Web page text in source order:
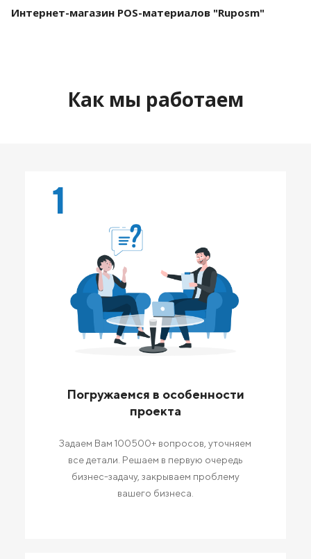
Интернет-магазин POS-материалов "Ruposm"
Как мы работаем
1
Погружаемся в особенности
проекта
Задаем Вам 100500+ вопросов, уточняем
все детали. Решаем в первую очередь
бизнес-задачу, закрываем проблему
вашего бизнеса.